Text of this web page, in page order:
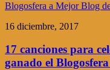
16 diciembre, 2017
17 canciones para
ganado el